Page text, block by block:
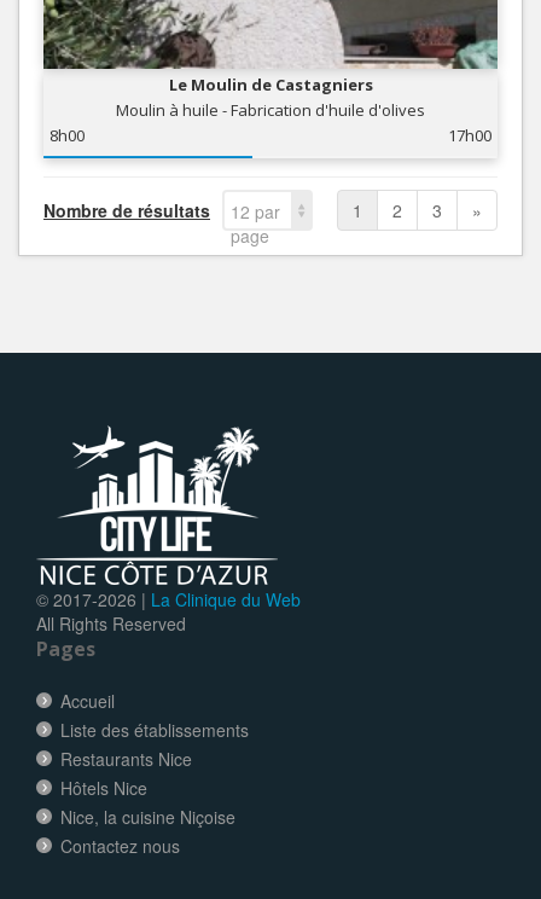
Le Moulin de Castagniers
Moulin à huile - Fabrication d'huile d'olives
8h00
17h00
Nombre de résultats
12 par
page
1 2 3 »
© 2017-2026 | La Clinique du Web
All Rights Reserved
Pages
Accueil
Liste des établissements
Restaurants Nice
Hôtels Nice
Nice, la cuisine Niçoise
Contactez nous